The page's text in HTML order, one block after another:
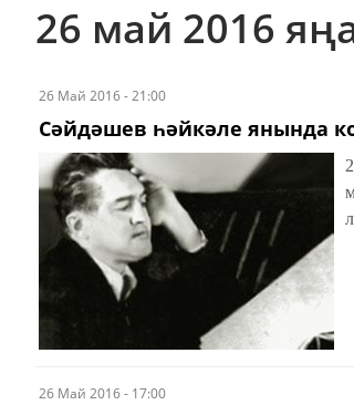
26 май 2016
26 Май 2016 - 21:00
Сәйдәшев һәйкәле янында
26 Май 2016 - 17:00